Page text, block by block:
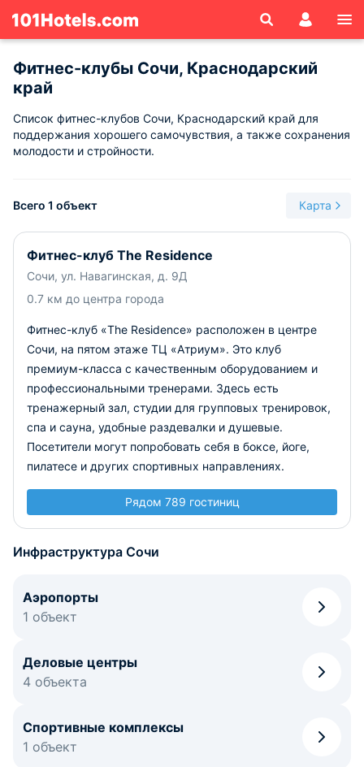
Фитнес-клубы Сочи, Краснодарский
край
Список фитнес-клубов Сочи, Краснодарский край для
поддержания хорошего самочувствия, а также сохранения
молодости и стройности.
Всего 1 объект Карта
Фитнес-клуб The Residence
Сочи, ул. Навагинская, д. 9Д
0.7 км до центра города
Фитнес-клуб «The Residence» расположен в центре
Сочи, на пятом этаже ТЦ «Атриум». Это клуб
премиум-класса с качественным оборудованием и
профессиональными тренерами. Здесь есть
тренажерный зал, студии для групповых тренировок,
спа и сауна, удобные раздевалки и душевые.
Посетители могут попробовать себя в боксе, йоге,
пилатесе и других спортивных направлениях.
Рядом 789 гостиниц
Инфраструктура Сочи
Аэропорты
1 объект
Деловые центры
4 объекта
Спортивные комплексы
1 объект